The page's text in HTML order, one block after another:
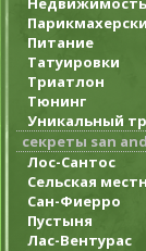
Питание
Татуировки
Триатлон
Тюнинг
Уникальный
секреты san
Лос-Сантос
Сельская
Сан-Фиерро
Пустыня
Лас-Вентурас